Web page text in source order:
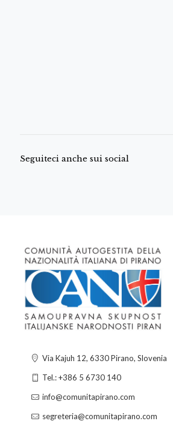
Seguiteci anche sui social
Via Kajuh 12, 6330 Pirano, Slovenia
Tel.: +386 5 6730 140
info@comunitapirano.com
segreteria@comunitapirano.com